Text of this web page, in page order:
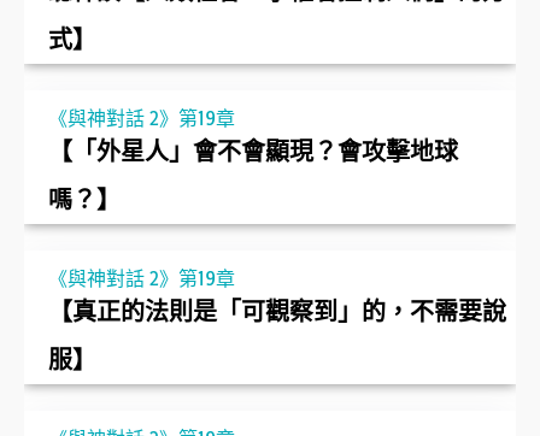
式】
《與神對話 2》第19章
【「外星人」會不會顯現？會攻擊地球
嗎？】
《與神對話 2》第19章
【真正的法則是「可觀察到」的，不需要說
服】